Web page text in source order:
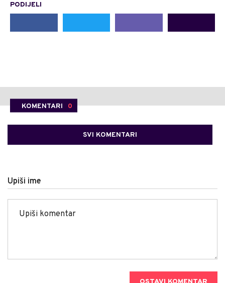
PODIJELI
KOMENTARI 0
SVI KOMENTARI
Upiši ime